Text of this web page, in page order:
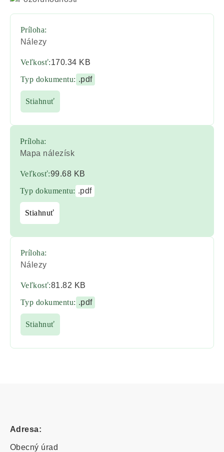
Príloha:
Nálezy
Veľkosť:170.34 KB
Typ dokumentu: .pdf
Stiahnuť
Príloha:
Mapa nálezísk
Veľkosť:99.68 KB
Typ dokumentu: .pdf
Stiahnuť
Príloha:
Nálezy
Veľkosť:81.82 KB
Typ dokumentu: .pdf
Stiahnuť
Adresa:
Obecný úrad